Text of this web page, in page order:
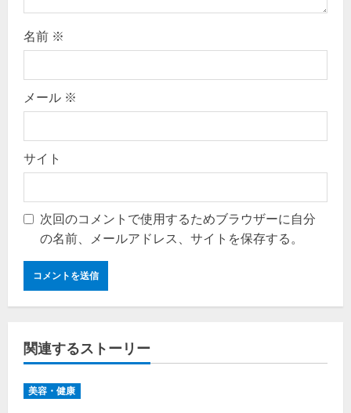
名前 ※
メール ※
サイト
次回のコメントで使用するためブラウザーに自分
の名前、メールアドレス、サイトを保存する。
関連するストーリー
美容・健康